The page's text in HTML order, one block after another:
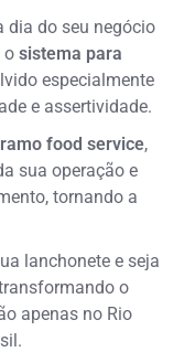
dia do seu negócio
osistema para
especialmente
e assertividade.
food service,
sua operação e
tornando a
lanchonete e seja
o
apenas no Rio